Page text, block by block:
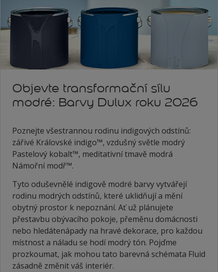
Objevte transformační sílu
modré: Barvy Dulux roku 2026
Poznejte všestrannou rodinu indigových odstínů:
zářivé Královské indigo™, vzdušný světle modrý
Pastelový kobalt™, meditativní tmavě modrá
Námořní modř™.
Tyto oduševnělé indigově modré barvy vytvářejí
rodinu modrých odstínů, které uklidňují a mění
obytný prostor k nepoznání. Ať už plánujete
přestavbu obývacího pokoje, přeměnu domácnosti
nebo hledátenápady na hravé dekorace, pro každou
místnost a náladu se hodí modrý tón. Pojďme
prozkoumat, jak mohou tato barevná schémata Fluid
zásadně změnit váš interiér.